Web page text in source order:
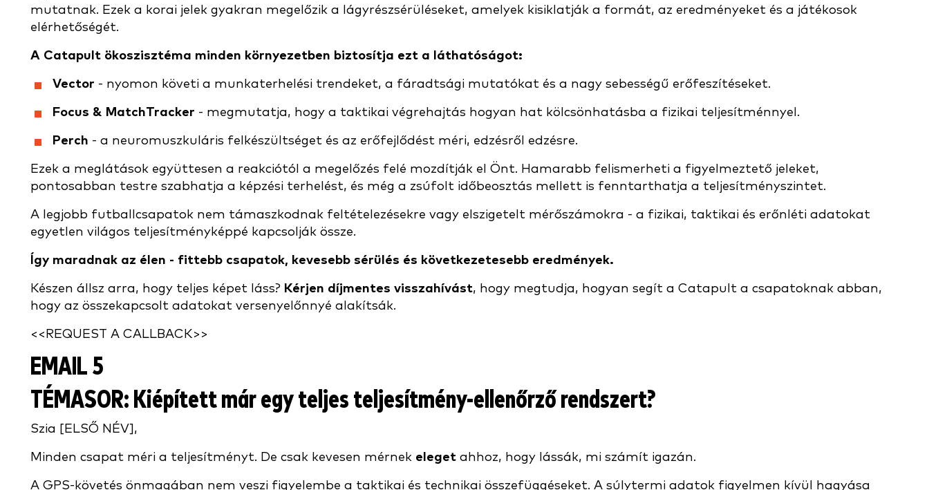
mutatnak. Ezek a korai jelek gyakran megelőzik a lágyrészsérüléseket, amelyek kisiklatják a formát, az eredményeket és a játékosok
elérhetőségét.
A Catapult ökoszisztéma minden környezetben biztosítja ezt a láthatóságot:
Vector - nyomon követi a munkaterhelési trendeket, a fáradtsági mutatókat és a nagy sebességű erőfeszítéseket.
Focus & MatchTracker - megmutatja, hogy a taktikai végrehajtás hogyan hat kölcsönhatásba a fizikai teljesítménnyel.
Perch - a neuromuszkuláris felkészültséget és az erőfejlődést méri, edzésről edzésre.
Ezek a meglátások együttesen a reakciótól a megelőzés felé mozdítják el Önt. Hamarabb felismerheti a figyelmeztető jeleket,
pontosabban testre szabhatja a képzési terhelést, és még a zsúfolt időbeosztás mellett is fenntarthatja a teljesítményszintet.
A legjobb futballcsapatok nem támaszkodnak feltételezésekre vagy elszigetelt mérőszámokra - a fizikai, taktikai és erőnléti adatokat
egyetlen világos teljesítményképpé kapcsolják össze.
Így maradnak az élen - fittebb csapatok, kevesebb sérülés és következetesebb eredmények.
Készen állsz arra, hogy teljes képet láss? Kérjen díjmentes visszahívást, hogy megtudja, hogyan segít a Catapult a csapatoknak abban,
hogy az összekapcsolt adatokat versenyelőnnyé alakítsák.
<<REQUEST A CALLBACK>>
EMAIL 5
TÉMASOR: Kiépített már egy teljes teljesítmény-ellenőrző rendszert?
Szia [ELSŐ NÉV],
Minden csapat méri a teljesítményt. De csak kevesen mérnek eleget ahhoz, hogy lássák, mi számít igazán.
A GPS-követés önmagában nem veszi figyelembe a taktikai és technikai összefüggéseket. A súlytermi adatok figyelmen kívül hagyása